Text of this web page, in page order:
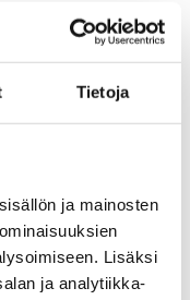
Tietoja
ja mainosten
Lisäksi
ja analytiikka-